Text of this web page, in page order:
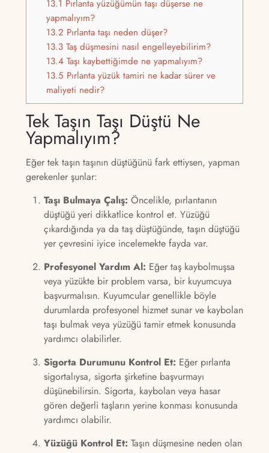
13.1 Pırlanta yüzüğümün taşı düşerse ne
yapmalıyım?
13.2 Pırlanta taşı neden düşer?
13.3Taş düşmesini nasıl engelleyebilirim?
13.4Taşı kaybettiğimde ne yapmalıyım?
13.5 Pırlanta yüzük tamiri ne kadar sürer ve
maliyeti nedir?
Tek Taşın Taşı Düştü Ne
Yapmalıyım?
Eğer tek taşın taşının düştüğünü fark ettiysen, yapman
gerekenler şunlar:
Taşı Bulmaya Çalış: Öncelikle, pırlantanın
düştüğü yeri dikkatlice kontrol et. Yüzüğü
çıkardığında ya da taş düştüğünde, taşın düştüğü
yer çevresini iyice incelemekte fayda var.
Profesyonel Yardım Al: Eğer taş kaybolmuşsa
veya yüzükte bir problem varsa, bir kuyumcuya
başvurmalısın. Kuyumcular genellikle böyle
durumlarda profesyonel hizmet sunar ve kaybolan
taşı bulmak veya yüzüğü tamir etmek konusunda
yardımcı olabilirler.
Sigorta Durumunu Kontrol Et: Eğer pırlanta
sigortalıysa, sigorta şirketine başvurmayı
düşünebilirsin. Sigorta, kaybolan veya hasar
gören değerli taşların yerine konması konusunda
yardımcı olabilir.
Yüzüğü Kontrol Et: Taşın düşmesine neden olan